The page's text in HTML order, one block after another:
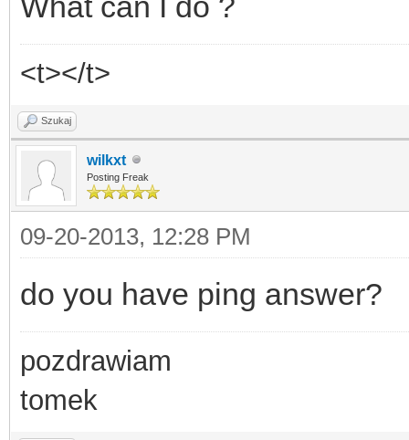
<t></t>
Szukaj
wilkxt
Posting Freak
09-20-2013, 12:28 PM
do you have ping answer?
pozdrawiam
tomek